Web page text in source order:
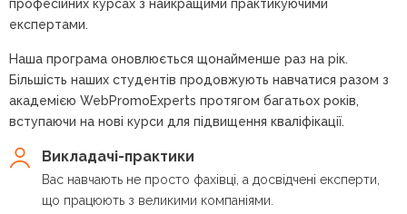
професійних курсах з найкращими практикуючими
експертами.
Наша програма оновлюється щонайменше раз на рік.
Більшість наших студентів продовжують навчатися разом з
академією WebPromoExperts протягом багатьох років,
вступаючи на нові курси для підвищення кваліфікації.
Викладачі-практики
Вас навчають не просто фахівці, а досвідчені експерти,
що працюють з великими компаніями.